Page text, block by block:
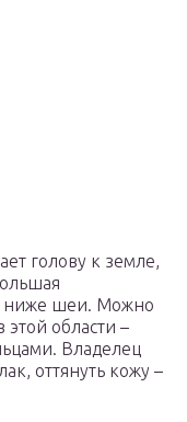
голову к земле,
ниже шеи. Можно
этой области –
Владелец
оттянуть кожу –